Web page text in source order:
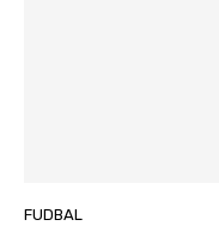
FUDBAL